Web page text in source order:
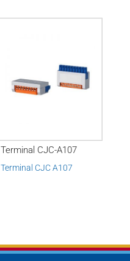
Terminal CJC-A107
Terminal CJC A107